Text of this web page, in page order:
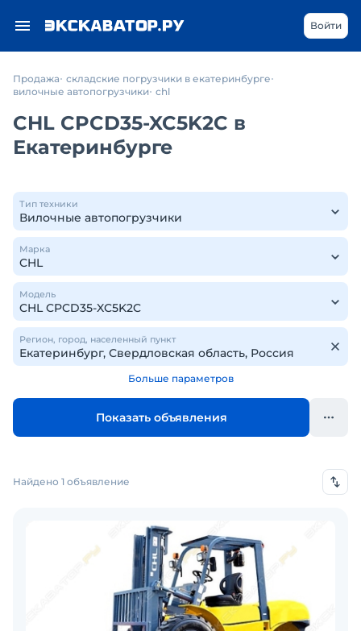
Войти
Продажа складские погрузчики в екатеринбурге
вилочные автопогрузчики chl
CHL CPCD35-XC5K2C в
Екатеринбурге
Тип техники
Марка
Модель
Регион, город, населенный пункт
Больше параметров
Показать объявления
Найдено 1 объявление